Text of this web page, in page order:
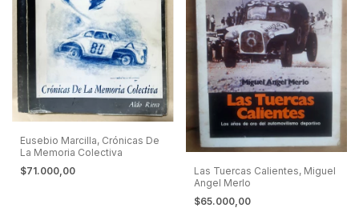
Eusebio Marcilla, Crónicas De
La Memoria Colectiva
$71.000,00
Las Tuercas Calientes, Miguel
Angel Merlo
$65.000,00